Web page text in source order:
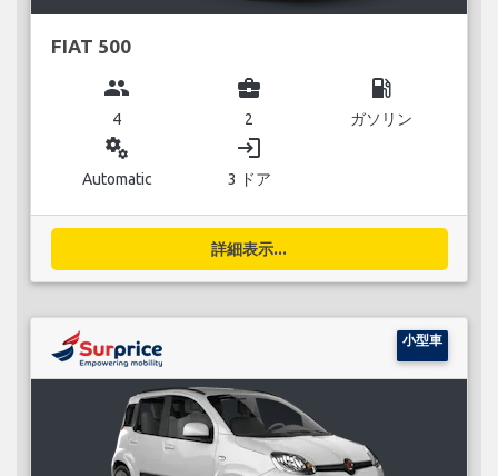
FIAT 500
group
4
business_center
2
local_gas_station
ガソリン
miscellaneous_services
Automatic
login
3 ドア
詳細表示...
小型車